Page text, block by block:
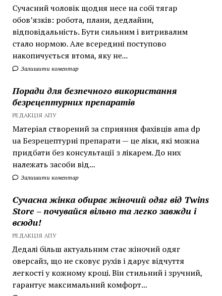
Сучасний чоловік щодня несе на собі тягар
обов’язків: робота, плани, дедлайни,
відповідальність. Бути сильним і витривалим
стало нормою. Але всередині поступово
накопичується втома, яку не...
Залишити коментар
Поради для безпечного використання
безрецептурних препаратів
РЕДАКЦІЯ АПУ
Матеріал створений за сприяння фахівців ama dp
ua Безрецептурні препарати — це ліки, які можна
придбати без консультації з лікарем. До них
належать засоби від...
Залишити коментар
Сучасна жінка обирає жіночий одяг від Twins
Store – почувайся вільно та легко завжди і
всюди!
РЕДАКЦІЯ АПУ
Дедалі більш актуальним стає жіночий одяг
оверсайз, що не сковує рухів і дарує відчуття
легкості у кожному кроці. Він стильний і зручний,
гарантує максимальний комфорт...